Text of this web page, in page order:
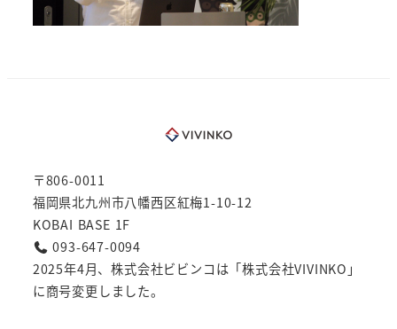
〒806-0011
福岡県北九州市八幡西区紅梅1-10-12
KOBAI BASE 1F
093-647-0094
2025年4月、株式会社ビビンコは「株式会社VIVINKO」
に商号変更しました。